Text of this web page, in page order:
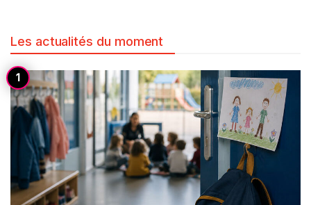
Les actualités du moment